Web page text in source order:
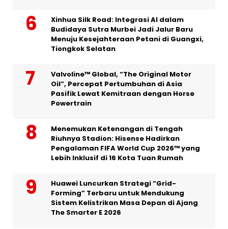
Xinhua Silk Road: Integrasi AI dalam
Budidaya Sutra Murbei Jadi Jalur Baru
Menuju Kesejahteraan Petani di Guangxi,
Tiongkok Selatan
Valvoline™ Global, “The Original Motor
Oil”, Percepat Pertumbuhan di Asia
Pasifik Lewat Kemitraan dengan Horse
Powertrain
Menemukan Ketenangan di Tengah
Riuhnya Stadion: Hisense Hadirkan
Pengalaman FIFA World Cup 2026™ yang
Lebih Inklusif di 16 Kota Tuan Rumah
Huawei Luncurkan Strategi “Grid-
Forming” Terbaru untuk Mendukung
Sistem Kelistrikan Masa Depan di Ajang
The Smarter E 2026